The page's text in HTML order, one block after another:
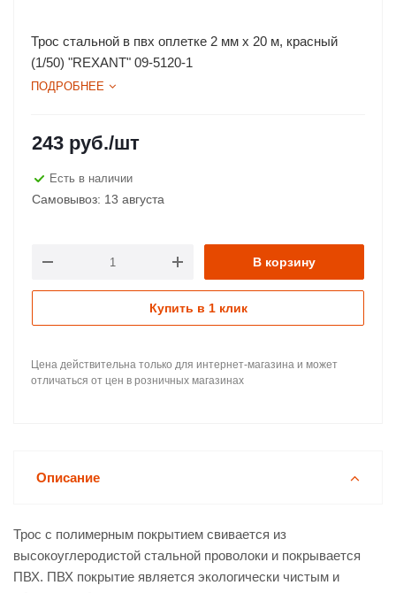
Трос стальной в пвх оплетке 2 мм х 20 м, красный
(1/50) "REXANT" 09-5120-1
ПОДРОБНЕЕ
243 руб./шт
Есть в наличии
Самовывоз: 13 августа
В корзину
Купить в 1 клик
Цена действительна только для интернет-магазина и может
отличаться от цен в розничных магазинах
Описание
Трос с полимерным покрытием свивается из
высокоуглеродистой стальной проволоки и покрывается
ПВХ. ПВХ покрытие является экологически чистым и